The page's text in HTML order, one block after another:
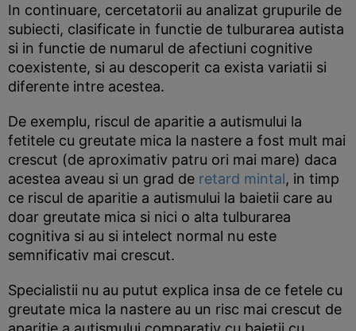
In continuare, cercetatorii au analizat grupurile de
subiecti, clasificate in functie de tulburarea autista
si in functie de numarul de afectiuni cognitive
coexistente, si au descoperit ca exista variatii si
diferente intre acestea.
De exemplu, riscul de aparitie a autismului la
fetitele cu greutate mica la nastere a fost mult mai
crescut (de aproximativ patru ori mai mare) daca
acestea aveau si un grad de retard mintal, in timp
ce riscul de aparitie a autismului la baietii care au
doar greutate mica si nici o alta tulburarea
cognitiva si au si intelect normal nu este
semnificativ mai crescut.
Specialistii nu au putut explica insa de ce fetele cu
greutate mica la nastere au un risc mai crescut de